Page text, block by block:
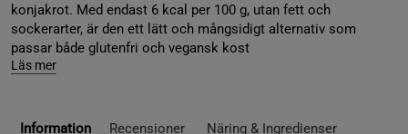
konjakrot. Med endast 6 kcal per 100 g, utan fett och
sockerarter, är den ett lätt och mångsidigt alternativ som
passar både glutenfri och vegansk kost
Läs mer
Information Recensioner Näring & Ingredienser